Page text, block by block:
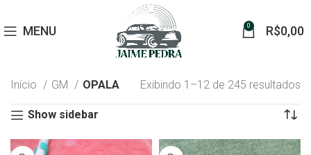
MENU 0 R$0,00
Início GM OPALA Exibindo 1–12 de 245 resultados
Show sidebar